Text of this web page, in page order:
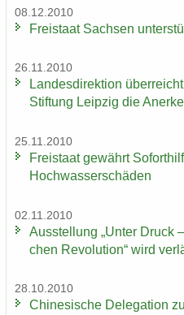
08.12.2010
Frei­staat Sach­sen
26.11.2010
Lan­des­di­rek­ti­on
Stiftung Leip­zig die
25.11.2010
Frei­staat ge­währt
Hoch­was­ser­schä­den
02.11.2010
Aus­stel­lung „Unter Druck
chen Re­vo­lu­ti­on“ wird
28.10.2010
Chi­ne­si­sche De­le­ga­ti­on